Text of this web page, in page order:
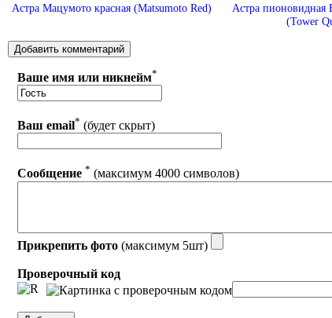
Астра Мацумото красная (Matsumoto Red)
Астра пионовидная
(Tower
Ваше имя или никнейм*
Ваш email* (будет скрыт)
Сообщение * (максимум 4000 символов)
Прикрепить фото (максимум 5шт)
Проверочный код